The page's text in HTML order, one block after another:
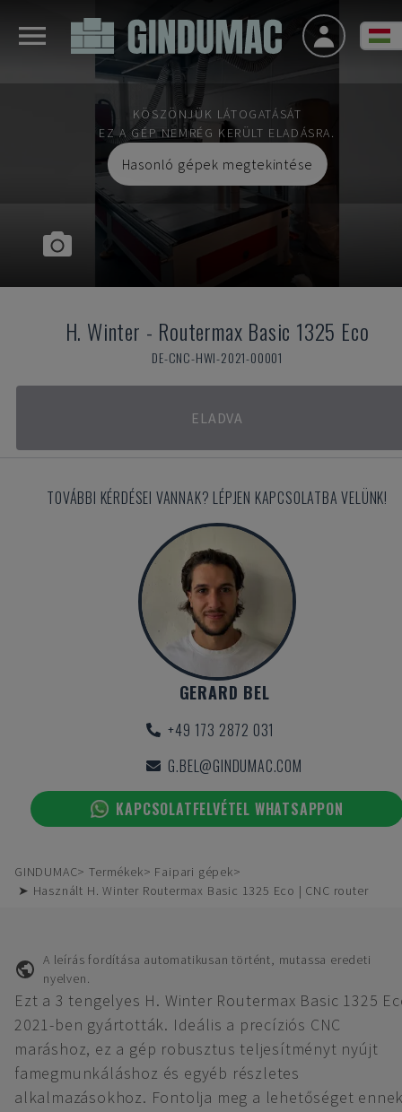
KÖSZÖNJÜK LÁTOGATÁSÁT
EZ A GÉP NEMRÉG KERÜLT ELADÁSRA.
Hasonló gépek megtekintése
H. Winter - Routermax Basic 1325 Eco
DE-CNC-HWI-2021-00001
ELADVA
TOVÁBBI KÉRDÉSEI VANNAK? LÉPJEN KAPCSOLATBA VELÜNK!
GERARD BEL
+49 173 2872 031
G.BEL@GINDUMAC.COM
KAPCSOLATFELVÉTEL WHATSAPPON
GINDUMAC Termékek
Faipari gépek
➤ Használt H. Winter Routermax Basic 1325 Eco | CNC router
A leírás fordítása automatikusan történt, mutassa eredeti
nyelven.
Ezt a 3 tengelyes H. Winter Routermax Basic 1325
2021-ben gyártották. Ideális a precíziós CNC
maráshoz, ez a gép robusztus teljesítményt nyújt
famegmunkáláshoz és egyéb részletes
alkalmazásokhoz. Fontolja meg a lehetőséget